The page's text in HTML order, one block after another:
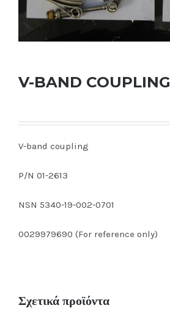
V-BAND COUPLING
V-band coupling
P/N 01-2613
NSN 5340-19-002-0701
0029979690 (For reference only)
Σχετικά προϊόντα